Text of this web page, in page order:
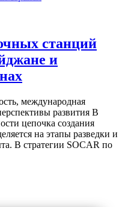
станций
и
международная
развития В
цепочка создания
на этапы разведки и
В стратегии SOCAR по